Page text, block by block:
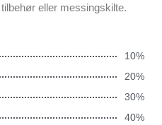
eller messingskilte.
10%
20%
30%
40%